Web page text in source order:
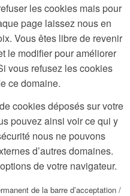
les cookies mais pour
page laissez nous en
Vous êtes libre de revenir
le modifier pour améliorer
vous refusez les cookies
ce domaine.
cookies déposés sur votre
pouvez ainsi voir ce qui y
nous ne pouvons
d’autres domaines.
de votre navigateur.
de la barre d’acceptation /